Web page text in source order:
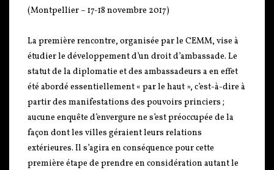
(Montpellier – 17-18 novembre 2017)
La première rencontre, organisée par le CEMM, vise à
étudier le développement d’un droit d’ambassade. Le
statut de la diplomatie et des ambassadeurs a en effet
été abordé essentiellement « par le haut », c’est-à-dire à
partir des manifestations des pouvoirs princiers ;
aucune enquête d’envergure ne s’est préoccupée de la
façon dont les villes géraient leurs relations
extérieures. Il s’agira en conséquence pour cette
première étape de prendre en considération autant le